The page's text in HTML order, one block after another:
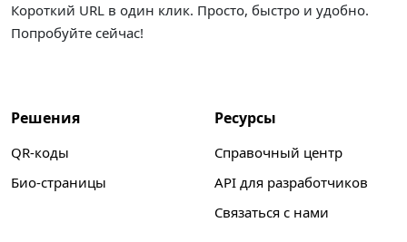
Короткий URL в один клик. Просто, быстро и удобно.
Попробуйте сейчас!
Решения
QR-коды
Био-страницы
Ресурсы
Справочный центр
API для разработчиков
Связаться с нами